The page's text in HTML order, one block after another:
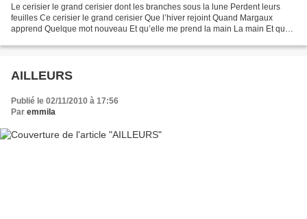
Le cerisier le grand cerisier dont les branches sous la lune Perdent leurs
feuilles Ce cerisier le grand cerisier Que l’hiver rejoint Quand Margaux
apprend Quelque mot nouveau Et qu’elle me prend la main La main Et que
AILLEURS
Publié le 02/11/2010 à 17:56
Par emmila